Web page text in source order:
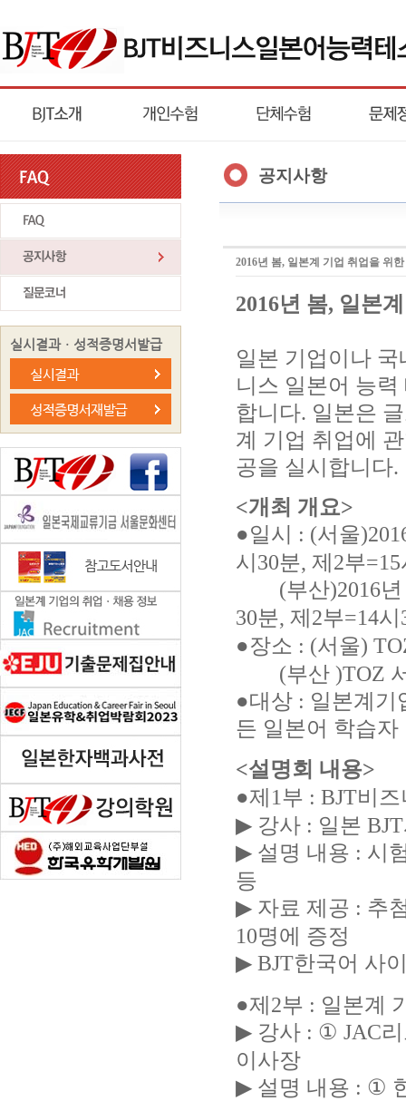
실시결과ㆍ성적증명서발급
공지사항
2016년 봄, 일본계 기업 취업을 위한
2016년 봄, 일본
일본 기업이나
니스 일본어 능력
합니다. 일본은
계 기업 취업에
공을 실시합니다.
<개최 개요>
●일시 : (서울
시 30분, 제 2부=15
(부산)2016
30분, 제 2부=14시
●장소 : (서울)
(부산 )TOZ
●대상 : 일본계기
든 일본어 학습자
<설명회 내용>
●제 1부 : BJT비
▶ 강사 : 일본 BJT
▶ 설명 내용 : 시
등
▶ 자료 제공 : 추
10명에 증정
▶ BJT한국어 사
●제 2부 : 일본계
▶ 강사 : ① JAC
이사장
▶ 설명 내용 : ①